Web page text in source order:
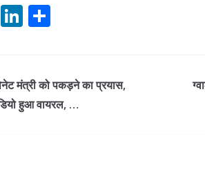
W Li
e
dI
e
मंत्री को पकड़ने का प्रयास,
हुआ वायरल, …